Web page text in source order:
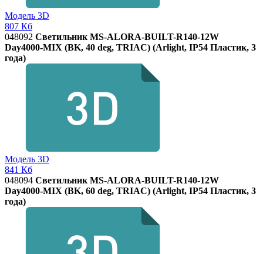
Модель 3D
807 Кб
048092 Светильник MS-ALORA-BUILT-R140-12W
Day4000-MIX (BK, 40 deg, TRIAC) (Arlight, IP54 Пластик, 3
года)
Модель 3D
841 Кб
048094 Светильник MS-ALORA-BUILT-R140-12W
Day4000-MIX (BK, 60 deg, TRIAC) (Arlight, IP54 Пластик, 3
года)